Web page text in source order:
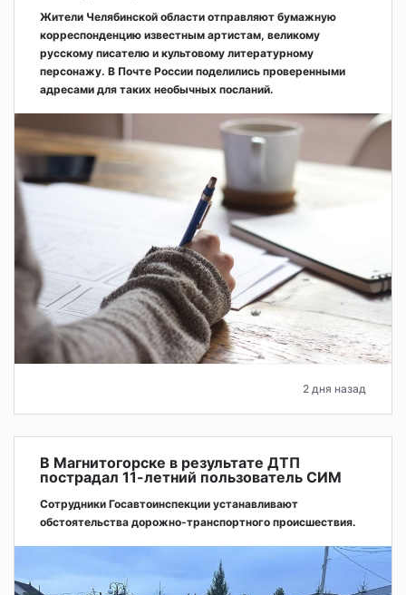
Жители Челябинской области отправляют бумажную
корреспонденцию известным артистам, великому
русскому писателю и культовому литературному
персонажу. В Почте России поделились проверенными
адресами для таких необычных посланий.
2 дня назад
В Магнитогорске в результате ДТП
пострадал 11-летний пользователь СИМ
Сотрудники Госавтоинспекции устанавливают
обстоятельства дорожно-транспортного происшествия.